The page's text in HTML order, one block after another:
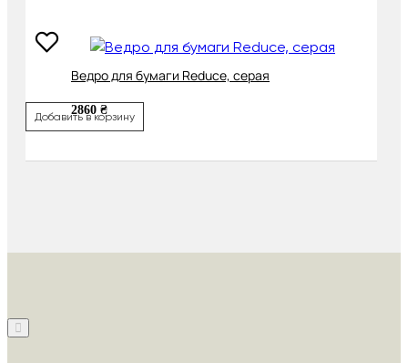
Ведро для бумаги Reduce, серая
2860 ₴
Добавить в корзину